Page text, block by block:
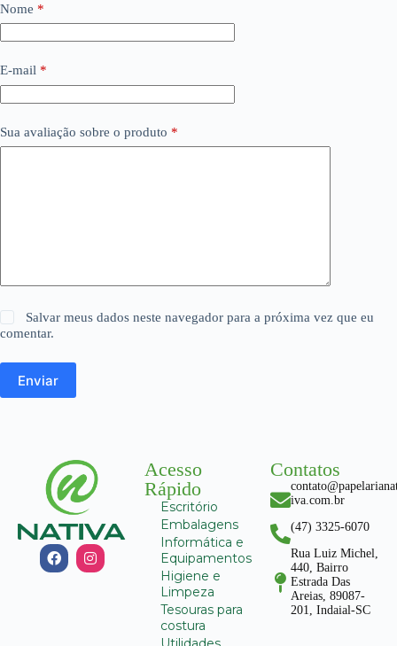
Nome *
E-mail *
Sua avaliação sobre o produto *
Salvar meus dados neste navegador para a próxima vez que eu
comentar.
Enviar
Acesso
Rápido
Escritório
Embalagens
Informática e
Equipamentos
Higiene e
Limpeza
Tesouras para
costura
Contatos
iva.com.br
(47) 3325-6070
Rua Luiz Michel,
440, Bairro
Estrada Das
Areias, 89087-
201, Indaial-SC